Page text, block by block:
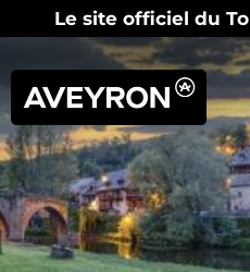
Le site officiel du